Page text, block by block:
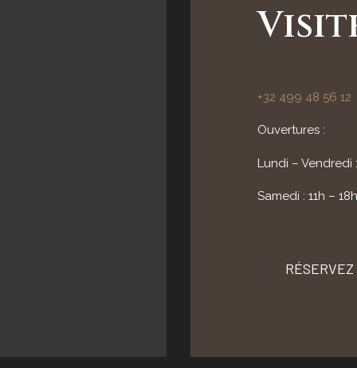
+32 499 48 56 12
Ouvertures :
Lundi – Vendredi
Samedi : 11h – 18h
RÉSERVEZ